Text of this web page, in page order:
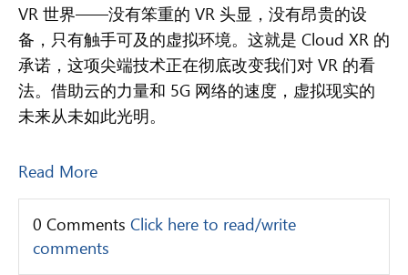
VR 世界——没有笨重的 VR 头显，没有昂贵的设
备，只有触手可及的虚拟环境。这就是 Cloud XR 的
承诺，这项尖端技术正在彻底改变我们对 VR 的看
法。借助云的力量和 5G 网络的速度，虚拟现实的
未来从未如此光明。
Read More
0 Comments Click here to read/write
comments